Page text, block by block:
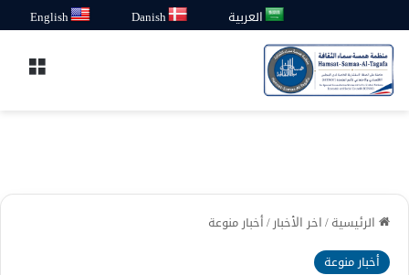
العربية Danish
English
الرئيسية/اخر الأخبار/أخبار منوعة
أخبار منوعة